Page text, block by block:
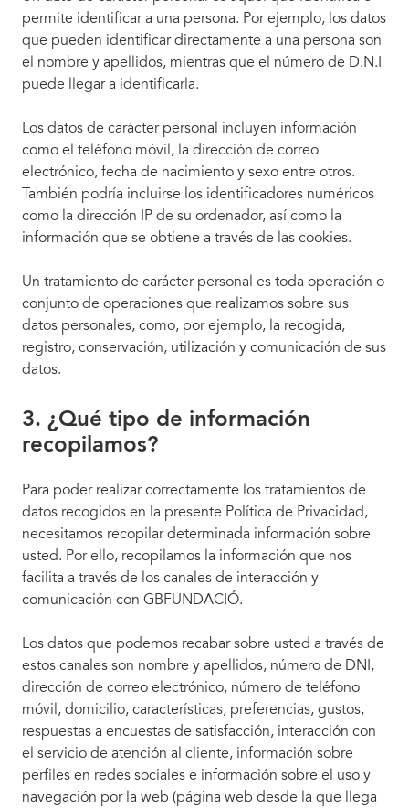
permite identificar a una persona. Por ejemplo, los datos
que pueden identificar directamente a una persona son
el nombre y apellidos, mientras que el número de D.N.I
puede llegar a identificarla.
Los datos de carácter personal incluyen información
como el teléfono móvil, la dirección de correo
electrónico, fecha de nacimiento y sexo entre otros.
También podría incluirse los identificadores numéricos
como la dirección IP de su ordenador, así como la
información que se obtiene a través de las cookies.
Un tratamiento de carácter personal es toda operación o
conjunto de operaciones que realizamos sobre sus
datos personales, como, por ejemplo, la recogida,
registro, conservación, utilización y comunicación de sus
datos.
3. ¿Qué tipo de información
recopilamos?
Para poder realizar correctamente los tratamientos de
datos recogidos en la presente Política de Privacidad,
necesitamos recopilar determinada información sobre
usted. Por ello, recopilamos la información que nos
facilita a través de los canales de interacción y
comunicación con GBFUNDACIÓ.
Los datos que podemos recabar sobre usted a través de
estos canales son nombre y apellidos, número de DNI,
dirección de correo electrónico, número de teléfono
móvil, domicilio, características, preferencias, gustos,
respuestas a encuestas de satisfacción, interacción con
el servicio de atención al cliente, información sobre
perfiles en redes sociales e información sobre el uso y
navegación por la web (página web desde la que llega